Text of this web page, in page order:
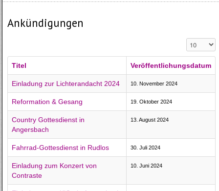
Ankündigungen
Anzeige #
Titel Veröffentlichungsdatum
Einladung zur Lichterandacht 2024 10. November 2024
Reformation & Gesang 19. Oktober 2024
Country Gottesdienst in
Angersbach
13. August 2024
Fahrrad-Gottesdienst in Rudlos 30. Juli 2024
Einladung zum Konzert von
Contraste
10. Juni 2024